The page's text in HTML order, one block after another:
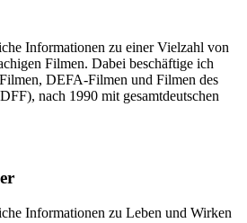
Informationen zu einer Vielzahl von
Filmen. Dabei beschäftige ich
DEFA-Filmen und Filmen des
nach 1990 mit gesamtdeutschen
Informationen zu Leben und Wirken